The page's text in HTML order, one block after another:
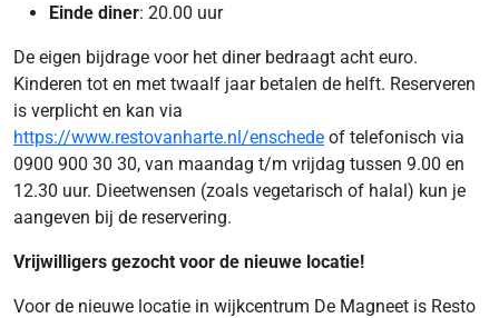
Einde diner: 20.00 uur
De eigen bijdrage voor het diner bedraagt acht euro.
Kinderen tot en met twaalf jaar betalen de helft. Reserveren
is verplicht en kan via
https://www.restovanharte.nl/enschede of telefonisch via
0900 900 30 30, van maandag t/m vrijdag tussen 9.00 en
12.30 uur. Dieetwensen (zoals vegetarisch of halal) kun je
aangeven bij de reservering.
Vrijwilligers gezocht voor de nieuwe locatie!
Voor de nieuwe locatie in wijkcentrum De Magneet is Resto